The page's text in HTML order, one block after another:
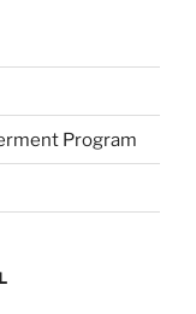
Program